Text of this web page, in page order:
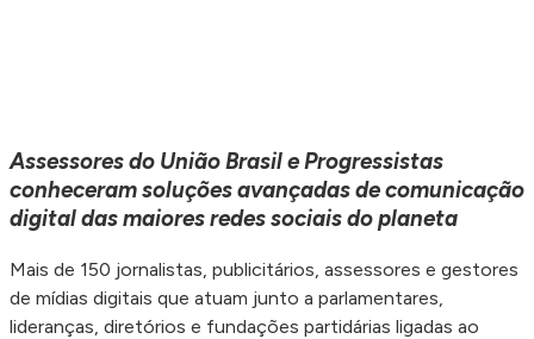
Assessores do União Brasil e Progressistas
conheceram soluções avançadas de comunicação
digital das maiores redes sociais do planeta
Mais de 150 jornalistas, publicitários, assessores e gestores
de mídias digitais que atuam junto a parlamentares,
lideranças, diretórios e fundações partidárias ligadas ao